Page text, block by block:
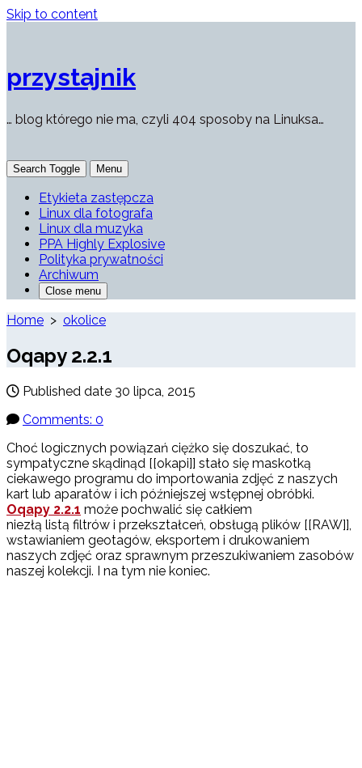
Skip to content
przystajnik
… blog którego nie ma, czyli 404 sposoby na Linuksa…
Search Toggle Menu
Etykieta zastępcza
Linux dla fotografa
Linux dla muzyka
PPA Highly Explosive
Polityka prywatności
Archiwum
Close menu
Home > okolice
Oqapy 2.2.1
Published date 30 lipca, 2015
Comments: 0
Choć logicznych powiązań ciężko się doszukać, to
sympatyczne skądinąd [[okapi]] stało się maskotką
ciekawego programu do importowania zdjęć z naszych
kart lub aparatów i ich późniejszej wstępnej obróbki.
Oqapy 2.2.1 może pochwalić się całkiem
niezłą listą filtrów i przekształceń, obsługą plików [[RAW]],
wstawianiem geotagów, eksportem i drukowaniem
naszych zdjęć oraz sprawnym przeszukiwaniem zasobów
naszej kolekcji. I na tym nie koniec.